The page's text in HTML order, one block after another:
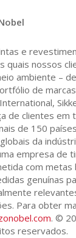
e
quais nossos
ambiente –
de
de clientes em
de 150
da
empresa de
com metas
genuínas
Para obter
. ©
reservados.